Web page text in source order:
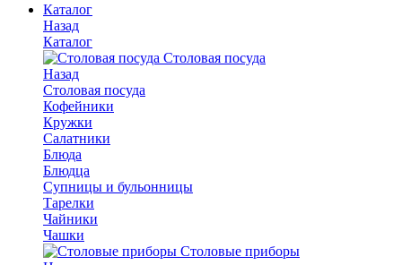
Каталог
Назад
Каталог
Столовая посуда
Назад
Столовая посуда
Кофейники
Кружки
Салатники
Блюда
Блюдца
Супницы и бульонницы
Тарелки
Чайники
Чашки
Cтоловые приборы